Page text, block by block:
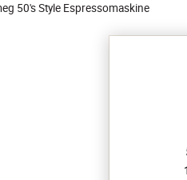
50's Style Espressomaskine